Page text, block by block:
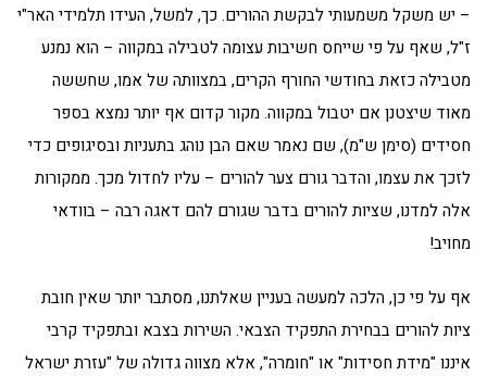
– יש משקל משמעותי לבקשת ההורים. כך, למשל, העידו תלמידי האר"י
ז"ל, שאף על פי שייחס חשיבות עצומה לטבילה במקווה – הוא נמנע
מטבילה כזאת בחודשי החורף הקרים, במצוותה של אמו, שחששה
מאוד שיצטנן אם יטבול במקווה. מקור קדום אף יותר נמצא בספר
חסידים (סימן ש"מ), שם נאמר שאם הבן נוהג בתעניות ובסיגופים כדי
לזכך את עצמו, והדבר גורם צער להורים – עליו לחדול מכך. ממקורות
אלה למדנו, שציות להורים בדבר שגורם להם דאגה רבה – בוודאי
מחויב!
אף על פי כן, הלכה למעשה בעניין שאלתנו, מסתבר יותר שאין חובת
ציות להורים בבחירת התפקיד הצבאי. השירות בצבא ובתפקיד קרבי
איננו "מידת חסידות" או "חומרה", אלא מצווה גדולה של "עזרת ישראל